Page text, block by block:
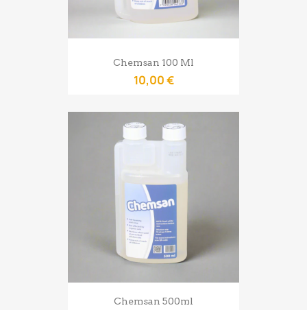
Chemsan 100 Ml
10,00 €
Chemsan 500ml